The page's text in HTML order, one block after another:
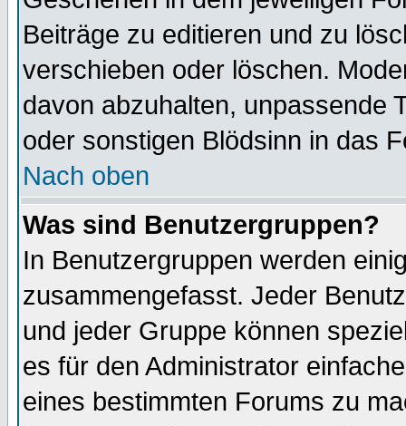
Beiträge zu editieren und zu
verschieben oder löschen.
davon abzuhalten, unpassende
oder sonstigen Blödsinn in das
Nach oben
Was sind Benutzergruppen?
In Benutzergruppen werden
zusammengefasst. Jeder
und jeder Gruppe können
es für den Administrator
eines bestimmten Forums zu